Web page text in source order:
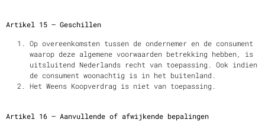
Artikel 15 – Geschillen
Op overeenkomsten tussen de ondernemer en de consument
waarop deze algemene voorwaarden betrekking hebben, is
uitsluitend Nederlands recht van toepassing. Ook indien
de consument woonachtig is in het buitenland.
Het Weens Koopverdrag is niet van toepassing.
Artikel 16 – Aanvullende of afwijkende bepalingen